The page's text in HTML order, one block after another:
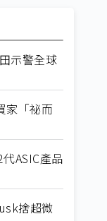
示警全球
家「祕而
ASIC產品
捨超微